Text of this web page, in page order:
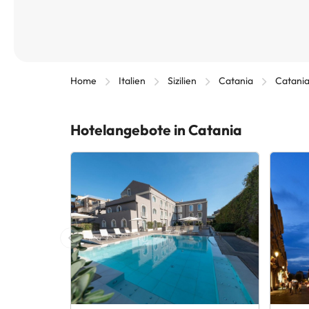
Home Italien Sizilien Catania Catania
Hotelangebote in Catania